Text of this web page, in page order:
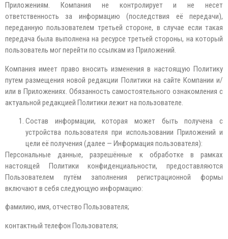
Приложениям. Компания не контролирует и не несет
ответственность за информацию (последствия её передачи),
переданную пользователем третьей стороне, в случае если такая
передача была выполнена на ресурсе третьей стороны, на который
пользователь мог перейти по ссылкам из Приложений.
Компания имеет право вносить изменения в настоящую Политику
путем размещения новой редакции Политики на сайте Компании и/
или в Приложениях. Обязанность самостоятельного ознакомления с
актуальной редакцией Политики лежит на пользователе.
Состав информации, которая может быть получена с
устройства пользователя при использовании Приложений и
цели её получения (далее — Информация пользователя):
Персональные данные, разрешённые к обработке в рамках
настоящей Политики конфиденциальности, предоставляются
Пользователем путём заполнения регистрационной формы
включают в себя следующую информацию:
фамилию, имя, отчество Пользователя;
контактный телефон Пользователя;